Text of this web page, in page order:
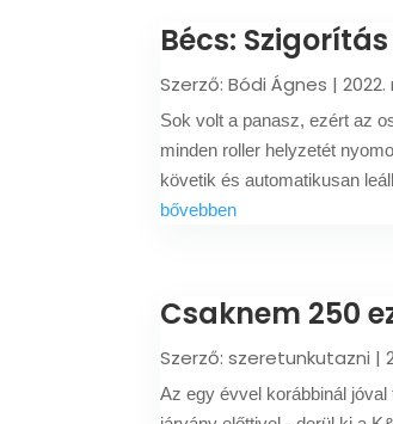
Bécs:
Szerző:Bódi Ágnes |2022.
Sok volt a panasz, ezért az
minden roller helyzetét
követik és automatikusan
bővebben
Csaknem 250
Szerző:szeretunkutazni |
Az egy évvel korábbinál